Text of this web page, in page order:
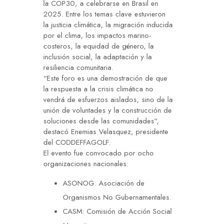
la COP30, a celebrarse en Brasil en
2025. Entre los temas clave estuvieron
la justicia climática, la migración inducida
por el clima, los impactos marino-
costeros, la equidad de género, la
inclusión social, la adaptación y la
resiliencia comunitaria.
“Este foro es una demostración de que
la respuesta a la crisis climática no
vendrá de esfuerzos aislados, sino de la
unión de voluntades y la construcción de
soluciones desde las comunidades”,
destacó Enemias Velasquez, presidente
del CODDEFFAGOLF.
El evento fue convocado por ocho
organizaciones nacionales:
ASONOG: Asociación de
Organismos No Gubernamentales.
CASM: Comisión de Acción Social